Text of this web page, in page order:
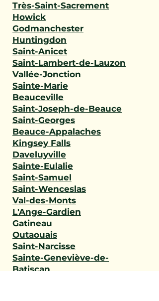
Très-Saint-Sacrement
Howick
Godmanchester
Huntingdon
Saint-Anicet
Saint-Lambert-de-Lauzon
Vallée-Jonction
Sainte-Marie
Beauceville
Saint-Joseph-de-Beauce
Saint-Georges
Beauce-Appalaches
Kingsey Falls
Daveluyville
Sainte-Eulalie
Saint-Samuel
Saint-Wenceslas
Val-des-Monts
L'Ange-Gardien
Gatineau
Outaouais
Saint-Narcisse
Sainte-Geneviève-de-
Batiscan